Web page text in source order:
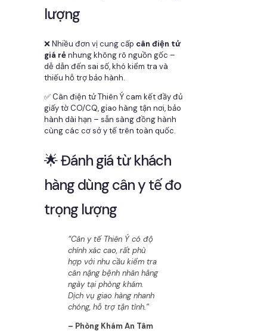
lượng
❌ Nhiều đơn vị cung cấp cân điện tử
giá rẻnhưng không rõ nguồn gốc –
dễ dẫn đến sai số, khó kiểm tra và
thiếu hỗ trợ bảo hành.
✅ Cân điện tử Thiên Ý cam kết đầy đủ
giấy tờ CO/CQ, giao hàng tận nơi, bảo
hành dài hạn – sẵn sàng đồng hành
cùng các cơ sở y tế trên toàn quốc.
🌟 Đánh giá từ khách
hàng dùng cân y tế đo
trọng lượng
“Cân y tế Thiên Ý có độ
chính xác cao, rất phù
hợp với nhu cầu kiểm tra
cân nặng bệnh nhân hằng
ngày tại phòng khám.
Dịch vụ giao hàng nhanh
chóng, hỗ trợ tận tình.”
– Phòng Khám An Tâm